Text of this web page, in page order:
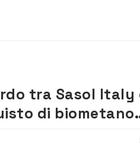
Benzene), materia prima utilizzata
tra Sasol Italy
di biometano